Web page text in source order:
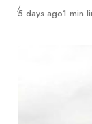
Publié
5 days ago1 min